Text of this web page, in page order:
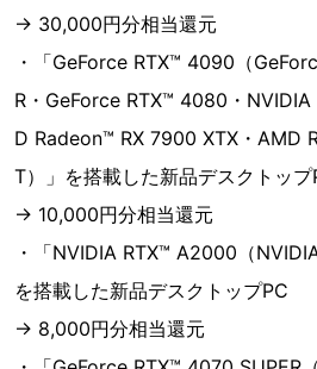
→ 30,000円分相当還元
・「GeForce RTX™ 4090（
R・GeForce RTX™ 4080・
D Radeon™ RX 7900 XTX・AMD
T）」を搭載した新品デスクトップ
→ 10,000円分相当還元
・「NVIDIA RTX™ A2000（
を搭載した新品デスクトップPC
→ 8,000円分相当還元